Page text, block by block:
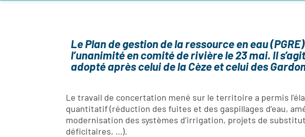
Le Plan de gestion de la ressource en eau
l’unanimité en comité de rivière le 23 mai. Il
adopté après celui de la Cèze et celui des
Le travail de concertation mené sur le territoire a permis
quantitatif (réduction des fuites et des gaspillages d’eau,
modernisation des systèmes d’irrigation, projets de
déficitaires, …).